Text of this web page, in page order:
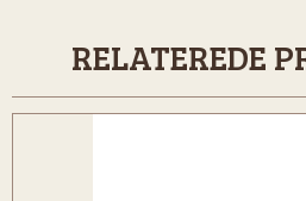
RELATEREDE